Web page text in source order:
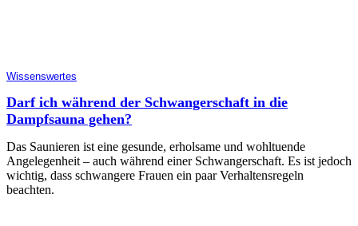
Wissenswertes
Darf ich während der Schwangerschaft in die
Dampfsauna gehen?
Das Saunieren ist eine gesunde, erholsame und wohltuende
Angelegenheit – auch während einer Schwangerschaft. Es ist jedoch
wichtig, dass schwangere Frauen ein paar Verhaltensregeln
beachten.